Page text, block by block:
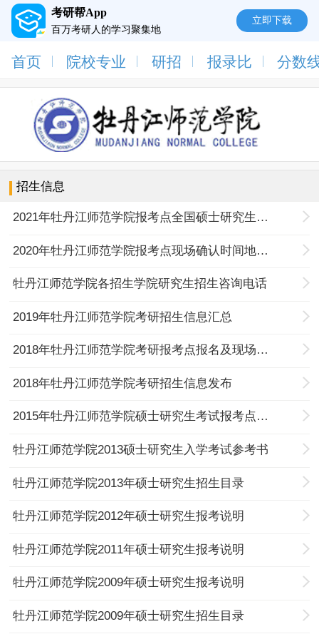
考研帮App
百万考研人的学习聚集地
立即下载
首页 院校专业 研招 报录比 分数
招生信息
2021年牡丹江师范学院报考点全国硕士研究生招生考试公告
2020年牡丹江师范学院报考点现场确认时间地点及注意事项
牡丹江师范学院各招生学院研究生招生咨询电话
2019年牡丹江师范学院考研招生信息汇总
2018年牡丹江师范学院考研报考点报名及现场确认公告
2018年牡丹江师范学院考研招生信息发布
2015年牡丹江师范学院硕士研究生考试报考点公告
牡丹江师范学院2013硕士研究生入学考试参考书
牡丹江师范学院2013年硕士研究生招生目录
牡丹江师范学院2012年硕士研究生报考说明
牡丹江师范学院2011年硕士研究生报考说明
牡丹江师范学院2009年硕士研究生报考说明
牡丹江师范学院2009年硕士研究生招生目录